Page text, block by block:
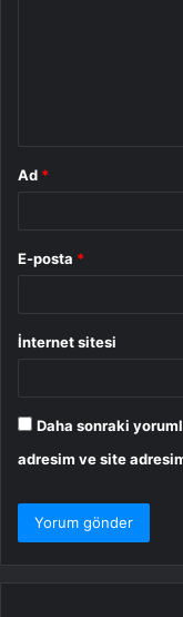
Ad *
E-posta *
İnternet sitesi
Daha sonraki
adresim ve site